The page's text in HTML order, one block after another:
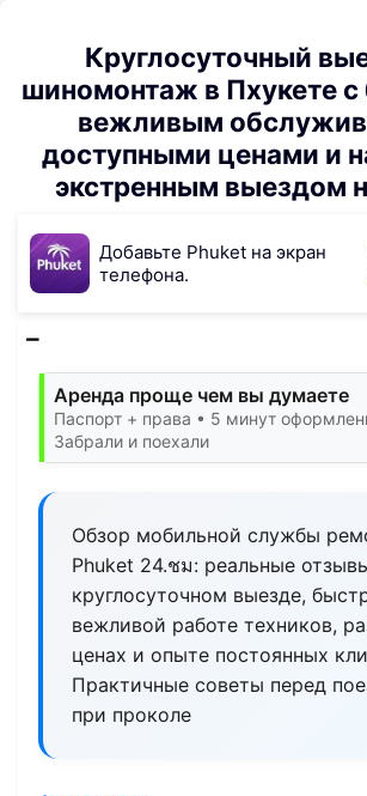
Круглосуточный
шиномонтаж в Пхукете
вежливым
доступными ценами и
экстренным выездом
Добавьте Phuket на экран
телефона.
Аренда проще чем вы думаете
Паспорт + права • 5 минут
Забрали и поехали
Обзор мобильной службы
Phuket 24.ชม: реальные
круглосуточном выезде,
вежливой работе техников,
ценах и опыте постоянных
Практичные советы перед
при проколе